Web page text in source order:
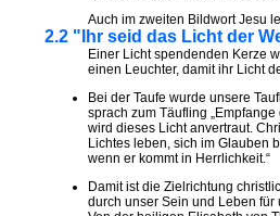
Auch im zweiten Bildwort Jesu
2.2 "Ihr seid das Licht der
Einer Licht spendenden Kerze
einen Leuchter, damit ihr Licht
Bei der Taufe wurde unsere
sprach zum Täufling
wird dieses Licht anvertraut.
Lichtes leben, sich im Glauben
wenn er kommt in Herrlichkeit.“
Damit ist die Zielrichtung
durch unser Sein und Leben